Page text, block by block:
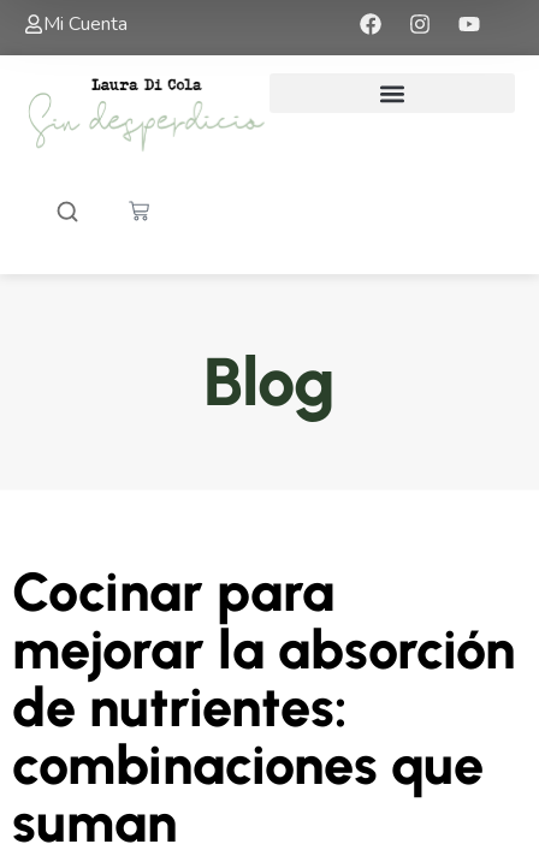
Mi Cuenta
Blog
Cocinar para
mejorar la absorción
de nutrientes:
combinaciones que
suman